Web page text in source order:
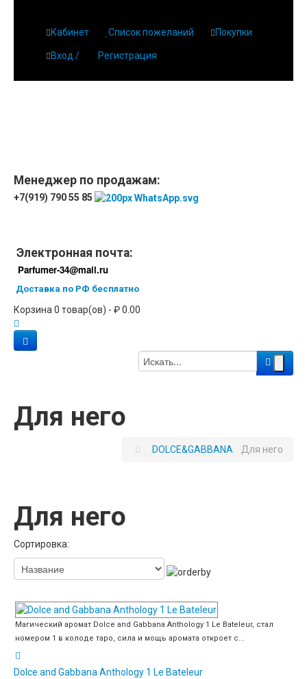
Кабинет Список пожеланий Покупки
Вход / Регистрация
Менеджер по продажам:
+7(919) 790 55 85
Электронная почта:
Parfumer-34@mail.ru
Доставка по РФ бесплатно
Корзина 0 товар(ов) - ₽ 0.00
Для него
DOLCE&GABBANA Для него
Для него
Сортировка:
Магический аромат Dolce and Gabbana Anthology 1 Le Bateleur, стал
номером 1 в колоде таро, сила и мощь аромата откроет с...
Dolce and Gabbana Anthology 1 Le Bateleur
Парфюмерия
Новинки
Отзывы
Доставка